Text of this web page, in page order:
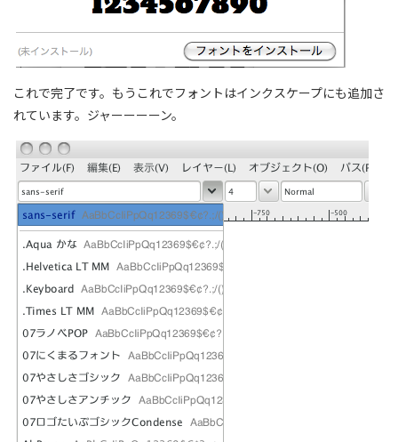
これで完了です。もうこれでフォントはインクスケープにも追加さ
れています。ジャーーーーン。